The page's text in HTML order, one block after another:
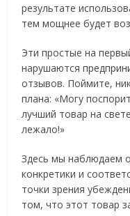
результате
тем мощнее будет
Эти простые на
нарушаются
отзывов. Поймите,
плана: «Могу
лучший товар на
лежало!»
Здесь мы наблюдаем
конкретики и
точки зрения
том, что этот товар